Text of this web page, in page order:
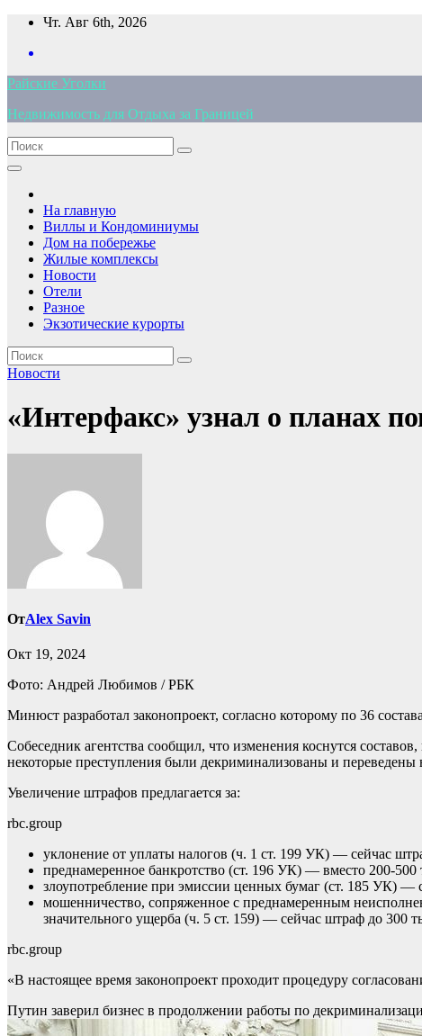
Перейти
содержимому
Чт. Авг 6th, 2026
Райские Уголки
Недвижимость для Отдыха за Границей
На главную
Виллы и Кондоминиумы
Дом на побережье
Жилые комплексы
Новости
Отели
Разное
Экзотические курорты
Новости
«Интерфакс» узнал о планах
ОтAlex Savin
Окт 19, 2024
Фото: Андрей Любимов / РБК
Минюст разработал законопроект, согласно которому по 36
Собеседник агентства сообщил, что изменения коснутся
некоторые преступления были декриминализованы и
Увеличение штрафов предлагается за:
rbc.group
уклонение от уплаты налогов (ч. 1 ст. 199 УК) — сейчас
преднамеренное банкротство (ст. 196 УК) — вместо 200-
злоупотребление при эмиссии ценных бумаг (ст. 185 УК) —
мошенничество, сопряженное с преднамеренным
значительного ущерба (ч. 5 ст. 159) — сейчас штраф до 300
rbc.group
«В настоящее время законопроект проходит процедуру
Путин заверил бизнес в продолжении работы по